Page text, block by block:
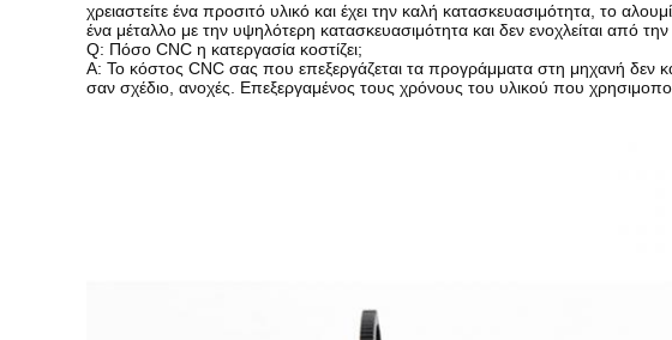
χρειαστείτε ένα προσιτό υλικό και έχει την καλή κατασκευασιμότητα, το
ένα μέταλλο με την υψηλότερη κατασκευασιμότητα και δεν ενοχλείται από
Q: Πόσο CNC η κατεργασία κοστίζει;
Α: Το κόστος CNC σας που επεξεργάζεται τα προγράμματα στη μηχανή δεν
σαν σχέδιο, ανοχές. Επεξεργαμένος τους χρόνους του υλικού που